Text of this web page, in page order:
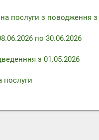
послуги з поводження
по 30.06.2026
з 01.05.2026
послуги